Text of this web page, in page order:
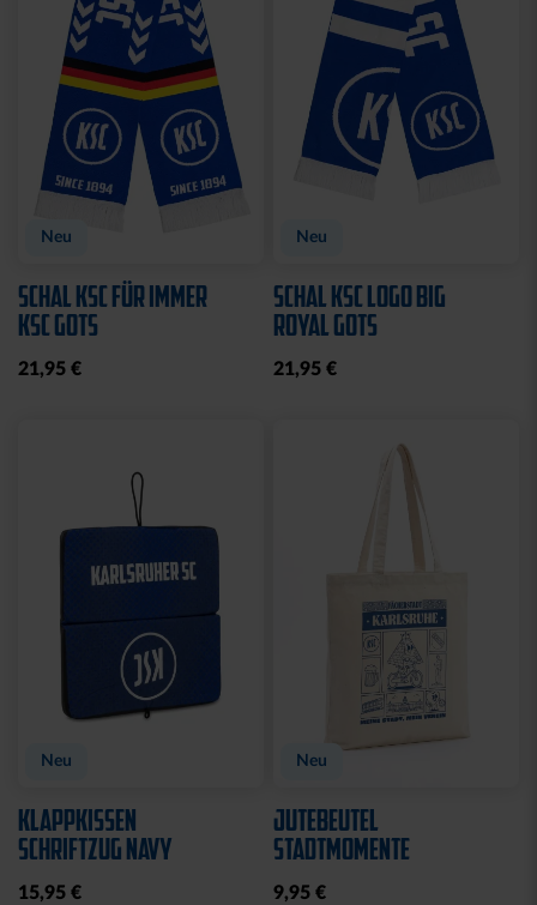
Neu
SCHAL KSC FÜR IMMER
KSC GOTS
21,95 €
Neu
SCHAL KSC LOGO BIG
ROYAL GOTS
21,95 €
Neu
KLAPPKISSEN
SCHRIFTZUG NAVY
15,95 €
Neu
JUTEBEUTEL
STADTMOMENTE
9,95 €